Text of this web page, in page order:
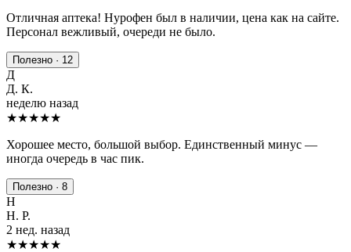
Отличная аптека! Нурофен был в наличии, цена как на сайте.
Персонал вежливый, очереди не было.
Полезно · 12
Д
Д. К.
неделю назад
★★★★★
Хорошее место, большой выбор. Единственный минус —
иногда очередь в час пик.
Полезно · 8
Н
Н. Р.
2 нед. назад
★★★★★